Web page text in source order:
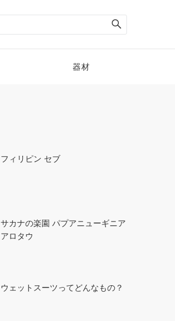
器材
フィリピン セブ
サカナの楽園 パプアニューギニア
アロタウ
ウェットスーツってどんなもの？